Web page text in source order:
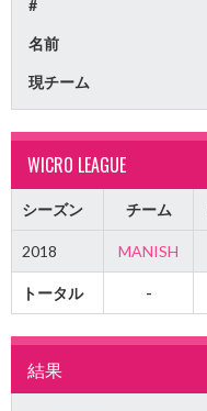
#
名前
現チーム
WICRO LEAGUE
シーズン チーム
2018 MANISH
トータル -
結果